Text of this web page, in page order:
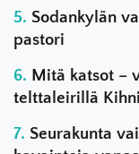
Sodankylän
pastori
Mitä katsot –
telttaleirillä
Seurakunta